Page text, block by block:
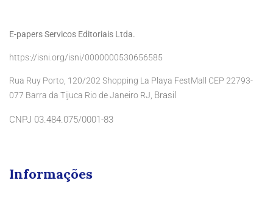
E-papers Servicos Editoriais Ltda.
https://isni.org/isni/0000000530656585
Rua Ruy Porto, 120/202 Shopping La Playa FestMall CEP 22793-
077 Barra da Tijuca Rio de Janeiro RJ, Brasil
CNPJ 03.484.075/0001-83
Informações